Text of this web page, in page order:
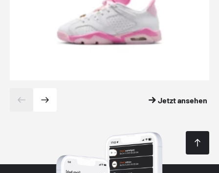
Jetzt ansehen